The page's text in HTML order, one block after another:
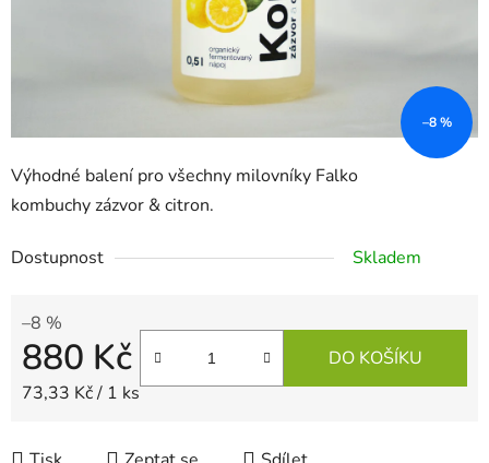
Výhodné balení pro všechny milovníky Falko
kombuchy zázvor & citron.
Dostupnost Skladem
–8 %
880 Kč
Měrná cena:
73,33 Kč / 1 ks
DO KOŠÍKU
–8 %